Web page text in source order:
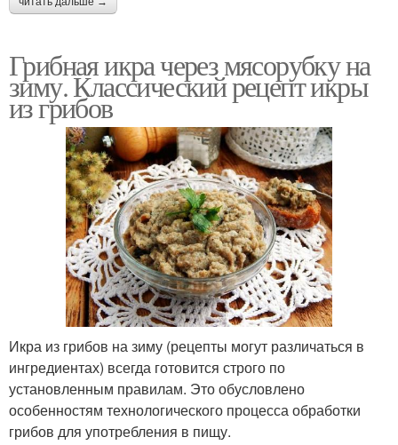
Грибная икра через мясорубку на
зиму. Классический рецепт икры
из грибов
Икра из грибов на зиму (рецепты могут различаться в
ингредиентах) всегда готовится строго по
установленным правилам. Это обусловлено
особенностям технологического процесса обработки
грибов для употребления в пищу.